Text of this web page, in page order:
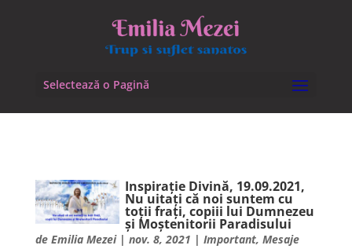
Selectează o Pagină
Inspirație Divină, 19.09.2021,
Nu uitați că noi suntem cu
toții frați, copiii lui Dumnezeu
și Moștenitorii Paradisului
de Emilia Mezei| nov. 8, 2021 | Important, Mesaje